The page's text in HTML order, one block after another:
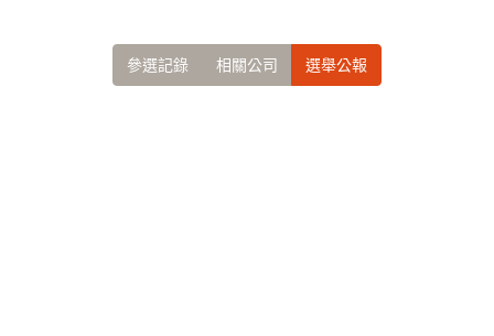
參選記錄 相關公司 選舉公報